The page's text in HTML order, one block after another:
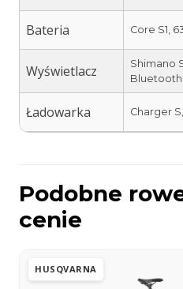
Bateria Core S1,
Wyświetlacz
Shimano
Bluetooth
Ładowarka Charger
Podobne
cenie
HUSQVARNA